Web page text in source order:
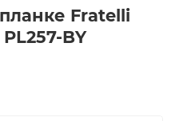
Fratelli
BY